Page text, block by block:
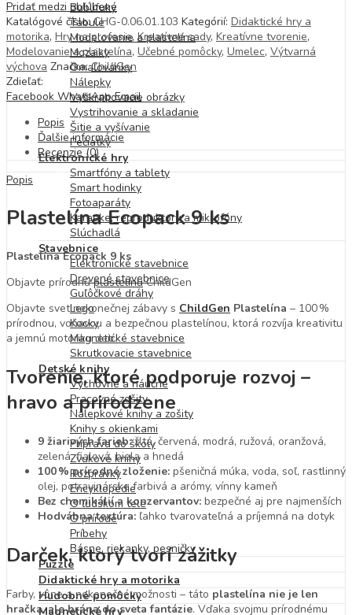
Bublifuky
Tabule
Modelovanie a plastelína
Mozaiky
Omaľovánky
Nálepky
Vyškrabovacie obrázky
Vystrihovanie a skladanie
Šitie a vyšívanie
Pečiatky
Elektronické hry
Smartfóny a tablety
Smart hodinky
Fotoaparáty
Karaoke, reproduktory a mikrofóny
Slúchadlá
Stavebnice
Elektronické stavebnice
Drevené stavebnice
Guľôčkové dráhy
Lego
Kocky
Magnetické stavebnice
Skrutkovacie stavebnice
Detské knihy
Výchovné a náučné
Pracovné zošity
Nálepkové knihy a zošity
Knihy s okienkami
Príprava do školy
Zvukové knihy
Rozprávky
Encyklopédie
O ľudskom tele
O prírode
Príbehy
Básne, riekanky, pesničky
Puzzle
Didaktické hry a motorika
Hudobné pomôcky
Magnetické hry
Pridať medzi obľúbené
Katalógové číslo:CHG-0.06.01.103 Kategórií: Didaktické hry a
motorika, Hry na profesie, Kreatívne sady, Kreatívne tvorenie,
Modelovanie a plastelína, Učebné pomôcky, Umelec, Výtvarná
výchova Značka:ChildGen
Zdieľať:
Facebook WhatsApp Email
Popis
Ďalšie informácie
Recenzie (0)
Popis
Plastelína Ecopack 9 ks
Plastelína Ecopack 9 ks
Objavte prírodnúplastelínuChildGen
Objavte svet nekonečnej zábavy s ChildGen Plastelína – 100 %
prírodnou, voňavou a bezpečnou plastelínou, ktorá rozvíja kreativitu
a jemnú motoriku detí.
Tvorenie, ktoré podporuje rozvoj –
hravo a prirodzene
9 žiarivých farieb:žltá, červená, modrá, ružová, oranžová,
zelená, fialová, biela a hnedá
100 % prírodné zloženie: pšeničná múka, voda, soľ, rastlinný
olej, potravinárske farbivá a arómy, vínny kameň
Bez chemikálií a konzervantov: bezpečné aj pre najmenších
Hodvábna textúra: ľahko tvarovateľná a príjemná na dotyk
Darček, ktorý tvorí zážitky
Farby, vône a nekonečné možnosti – táto plastelína nie je len
hračka, ale brána do sveta fantázie. Vďaka svojmu prírodnému